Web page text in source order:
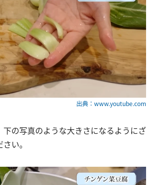
出典：www.youtube.com
下の写真のような大きさになるようにざ
い。